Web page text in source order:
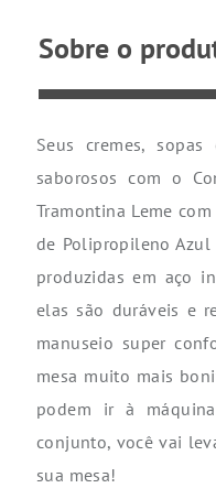
Sobre o
Seus cremes,
saborosos com o
Tramontina Leme
de Polipropileno Azul
produzidas em aço
elas são duráveis e
manuseio super
mesa muito mais
podem ir à
conjunto, você vai
sua mesa!